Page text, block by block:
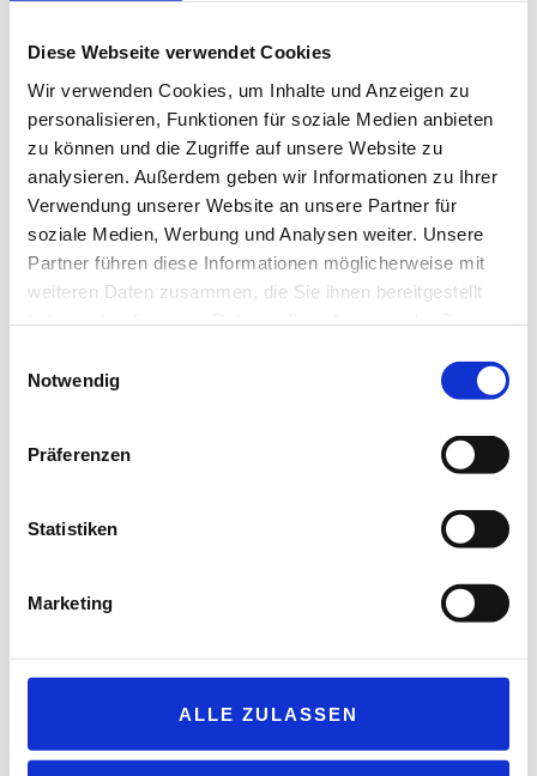
Diese Webseite verwendet Cookies
Wir verwenden Cookies, um Inhalte und Anzeigen zu
personalisieren, Funktionen für soziale Medien anbieten
zu können und die Zugriffe auf unsere Website zu
analysieren. Außerdem geben wir Informationen zu Ihrer
Verwendung unserer Website an unsere Partner für
soziale Medien, Werbung und Analysen weiter. Unsere
Partner führen diese Informationen möglicherweise mit
weiteren Daten zusammen, die Sie ihnen bereitgestellt
Notwendig
Präferenzen
Statistiken
Marketing
ALLE ZULASSEN
Tankstelle des Jahres 2024 – Kategorie Umwelt: Freie Tankstelle
Neumann, Bramsche
Tankstelle des Jahres 2024 – Kategorie Innovation: Mobility Hub